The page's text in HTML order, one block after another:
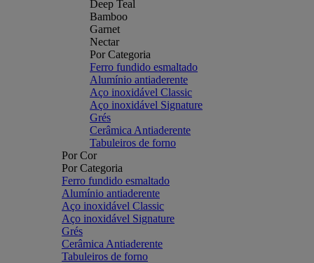
Deep Teal
Bamboo
Garnet
Nectar
Por Categoria
Ferro fundido esmaltado
Alumínio antiaderente
Aço inoxidável Classic
Aço inoxidável Signature
Grés
Cerâmica Antiaderente
Tabuleiros de forno
Por Cor
Por Categoria
Ferro fundido esmaltado
Alumínio antiaderente
Aço inoxidável Classic
Aço inoxidável Signature
Grés
Cerâmica Antiaderente
Tabuleiros de forno